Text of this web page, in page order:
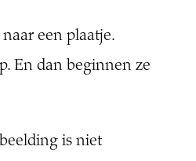
een plaatje.
En dan beginnen ze
is niet